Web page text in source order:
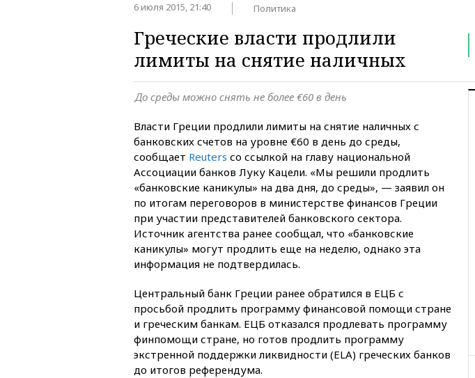
6 июля 2015, 21:40 Политика
Греческие власти продлили
лимиты на снятие наличных
До среды можно снять не более €60 в день
Власти Греции продлили лимиты на снятие наличных с
банковских счетов на уровне €60 в день до среды,
сообщает Reuters со ссылкой на главу национальной
Ассоциации банков Луку Кацели. «Мы решили продлить
«банковские каникулы» на два дня, до среды», — заявил он
по итогам переговоров в министерстве финансов Греции
при участии представителей банковского сектора.
Источник агентства ранее сообщал, что «банковские
каникулы» могут продлить еще на неделю, однако эта
информация не подтвердилась.
Центральный банк Греции ранее обратился в ЕЦБ с
просьбой продлить программу финансовой помощи стране
и греческим банкам. ЕЦБ отказался продлевать программу
финпомощи стране, но готов продлить программу
экстренной поддержки ликвидности (ELA) греческих банков
до итогов референдума.